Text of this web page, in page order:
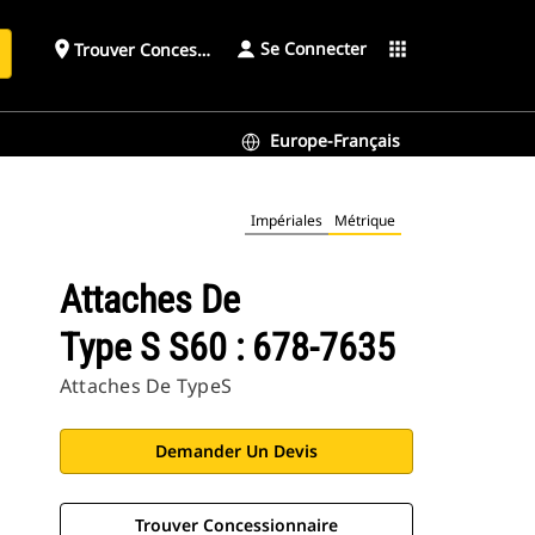
place Trouver ConcessionnaireSe Connecter apps
Europe-Français
Impériales Métrique
Attaches De
Type S S60 : 678-7635
Attaches De TypeS
Demander Un Devis
Trouver Concessionnaire